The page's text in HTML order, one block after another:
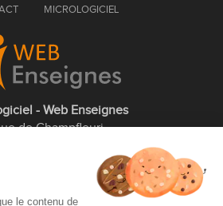
MICROLOGICIEL
- Web Enseignes
de Champfleuri
01 75 43 63 60
le contenu de